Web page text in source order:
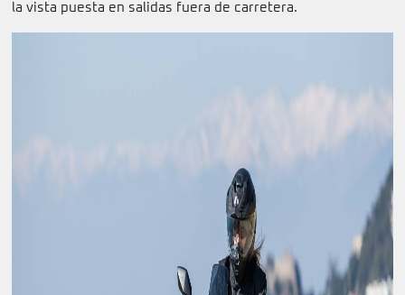
la vista puesta en salidas fuera de carretera.